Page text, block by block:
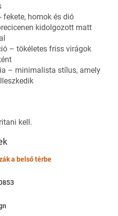
fekete, homok és dió
kidolgozott matt
– tökéletes friss virágok
– minimalista stílus, amely
kell.
a belső térbe